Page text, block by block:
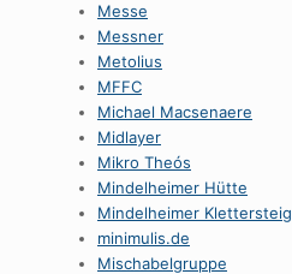
Messe
Messner
Metolius
MFFC
Michael Macsenaere
Midlayer
Mikro Theós
Mindelheimer Hütte
Mindelheimer Klettersteig
minimulis.de
Mischabelgruppe